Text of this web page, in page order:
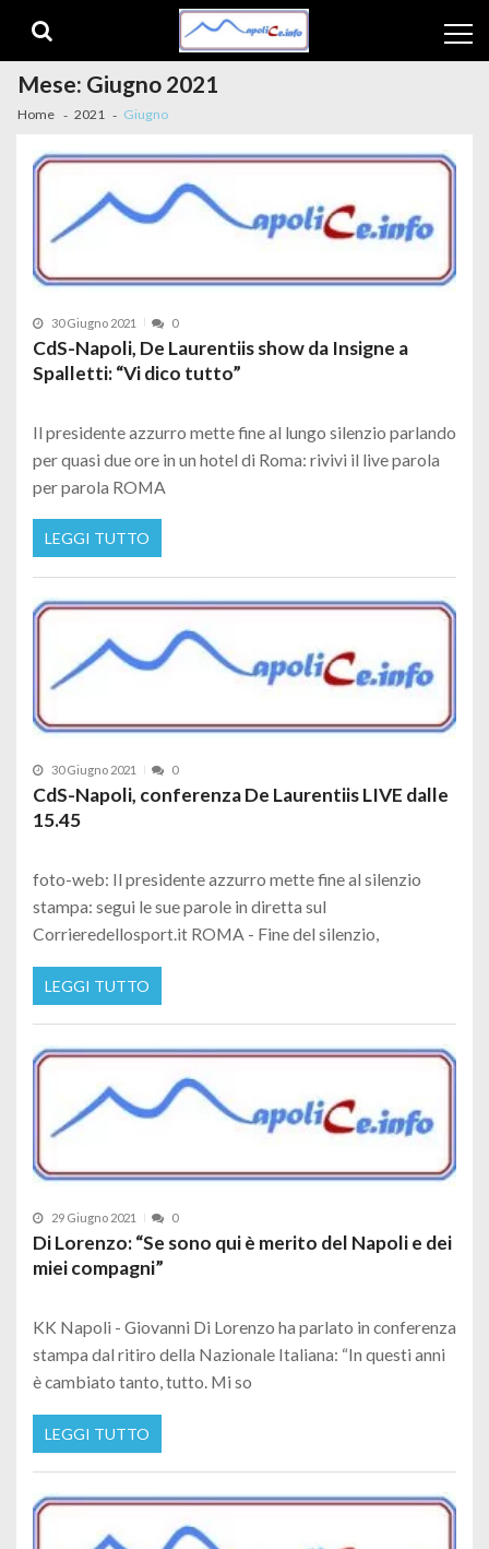
Mese: Giugno 2021
Home 2021 Giugno
30 Giugno 2021 0
CdS-Napoli, De Laurentiis show da Insigne a
Spalletti: “Vi dico tutto”
Il presidente azzurro mette fine al lungo silenzio parlando
per quasi due ore in un hotel di Roma: rivivi il live parola
per parola ROMA
LEGGI TUTTO
30 Giugno 2021 0
CdS-Napoli, conferenza De Laurentiis LIVE dalle
15.45
foto-web: Il presidente azzurro mette fine al silenzio
stampa: segui le sue parole in diretta sul
Corrieredellosport.it ROMA - Fine del silenzio,
LEGGI TUTTO
29 Giugno 2021 0
Di Lorenzo: “Se sono qui è merito del Napoli e dei
miei compagni”
KK Napoli - Giovanni Di Lorenzo ha parlato in conferenza
stampa dal ritiro della Nazionale Italiana: “In questi anni
è cambiato tanto, tutto. Mi so
LEGGI TUTTO